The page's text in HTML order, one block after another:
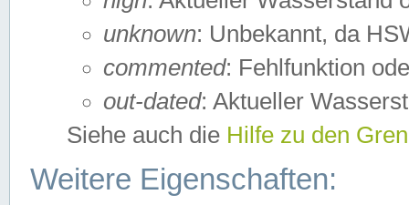
unknown: Unbekannt, da
commented: Fehlfunktion
out-dated: Aktueller
Siehe auch die Hilfe zu den
Weitere Eigenschaften: